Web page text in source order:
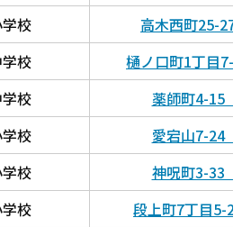
校
高木西町25-27
校
樋ノ口町1丁目7-
校
薬師町4-15
校
愛宕山7-24
校
神呪町3-33
校
段上町7丁目5-